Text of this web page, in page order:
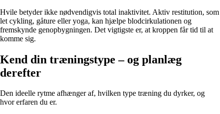
Hvile betyder ikke nødvendigvis total inaktivitet. Aktiv restitution, som
let cykling, gåture eller yoga, kan hjælpe blodcirkulationen og
fremskynde genopbygningen. Det vigtigste er, at kroppen får tid til at
komme sig.
Kend din træningstype – og planlæg
derefter
Den ideelle rytme afhænger af, hvilken type træning du dyrker, og
hvor erfaren du er.